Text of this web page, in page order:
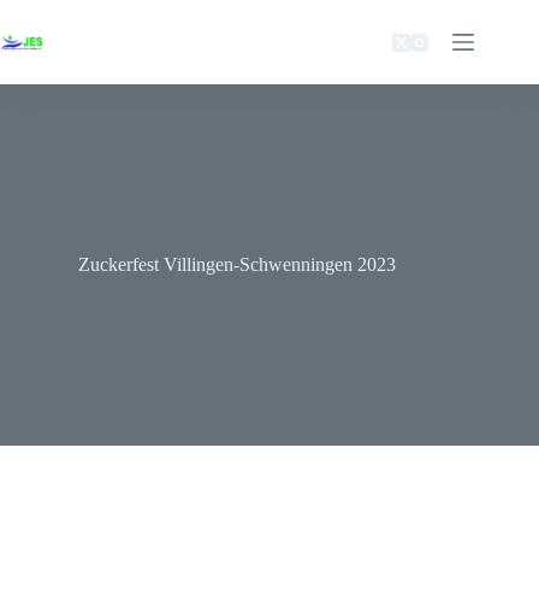
Zuckerfest Villingen-Schwenningen 2023